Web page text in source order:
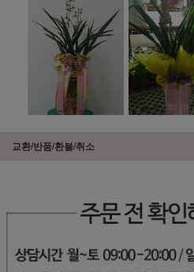
교환/반품/환불/취소